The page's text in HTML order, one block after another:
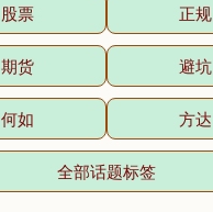
股票 正规
期货 避坑
何如 方达
全部话题标签